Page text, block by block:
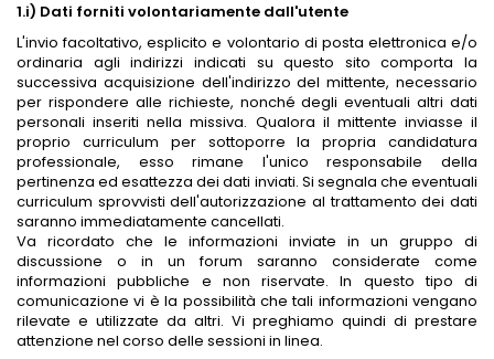
1.i) Dati forniti volontariamente dall'utente
L'invio facoltativo, esplicito e volontario di posta elettronica e/o
ordinaria agli indirizzi indicati su questo sito comporta la
successiva acquisizione dell'indirizzo del mittente, necessario
per rispondere alle richieste, nonché degli eventuali altri dati
personali inseriti nella missiva. Qualora il mittente inviasse il
proprio curriculum per sottoporre la propria candidatura
professionale, esso rimane l'unico responsabile della
pertinenza ed esattezza dei dati inviati. Si segnala che eventuali
curriculum sprovvisti dell'autorizzazione al trattamento dei dati
saranno immediatamente cancellati.
Va ricordato che le informazioni inviate in un gruppo di
discussione o in un forum saranno considerate come
informazioni pubbliche e non riservate. In questo tipo di
comunicazione vi è la possibilità che tali informazioni vengano
rilevate e utilizzate da altri. Vi preghiamo quindi di prestare
attenzione nel corso delle sessioni in linea.